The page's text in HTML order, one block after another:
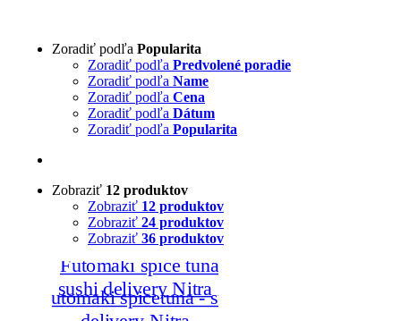
Zoradiť podľa Popularita
Zoradiť podľa Predvolené poradie
Zoradiť podľa Name
Zoradiť podľa Cena
Zoradiť podľa Dátum
Zoradiť podľa Popularita
Zobraziť 12 produktov
Zobraziť 12 produktov
Zobraziť 24 produktov
Zobraziť 36 produktov